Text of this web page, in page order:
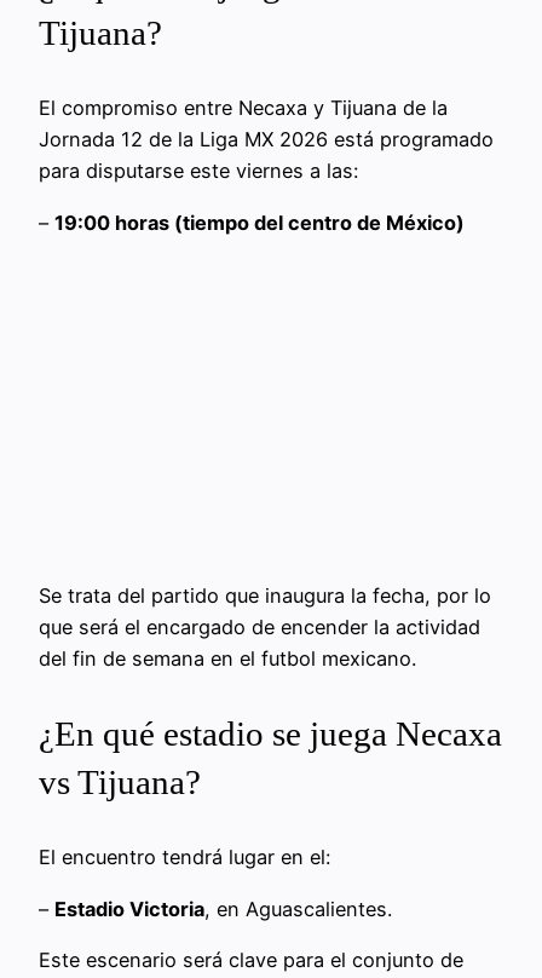
Tijuana?
El compromiso entre Necaxa y Tijuana de la
Jornada 12 de la Liga MX 2026 está programado
para disputarse este viernes a las:
– 19:00 horas (tiempo del centro de México)
Se trata del partido que inaugura la fecha, por lo
que será el encargado de encender la actividad
del fin de semana en el futbol mexicano.
¿En qué estadio se juega Necaxa
vs Tijuana?
El encuentro tendrá lugar en el:
– Estadio Victoria, en Aguascalientes.
Este escenario será clave para el conjunto de